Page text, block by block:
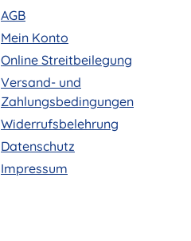
AGB
Mein Konto
Online Streitbeilegung
Versand- und
Zahlungsbedingungen
Widerrufsbelehrung
Datenschutz
Impressum